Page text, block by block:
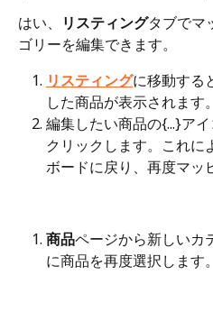
はい、 リスティングタブでマ
ゴリーを編集できます。
リスティングに移動する
した商品が表示されます。
編集したい商品の{...}アイ
クリックします。これに
ボードに戻り、再度マッ
商品ページから新しいカ
に商品を再度選択します。